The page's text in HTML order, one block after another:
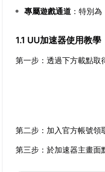
專屬遊戲通道 ：特別
1.1 UU加速器使用教學
第一步：透過下方載點取
第二步：加入官方帳號領
第三步：於加速器主畫面